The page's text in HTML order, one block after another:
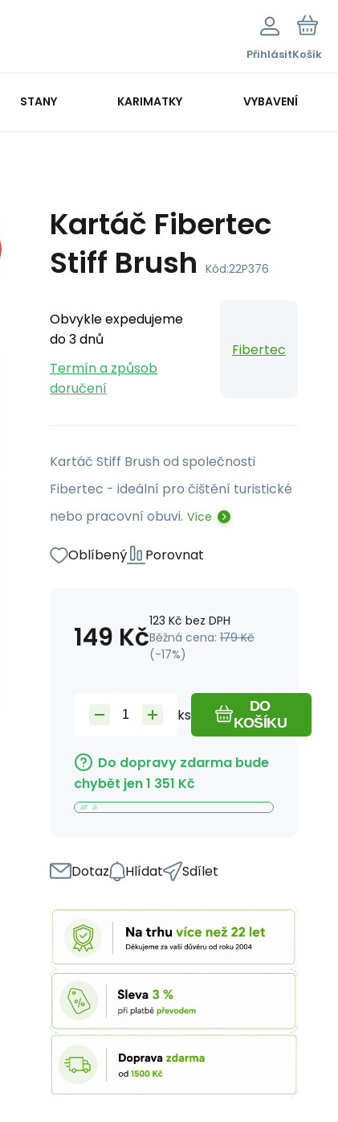
PřihlásitKošík
STANY KARIMATKY VYBAVENÍ
Kartáč Fibertec
Stiff Brush Kód:22P376
Obvykle expedujeme
do 3 dnů
Termín a způsob
doručení
Fibertec
Kartáč Stiff Brush od společnosti
Fibertec - ideální pro čištění turistické
nebo pracovní obuvi. Více
Oblíbený Porovnat
149 Kč123 Kč bez DPH
Běžná cena: 179 Kč
(-17%)
ks
DO
KOŠÍKU
Do dopravy zdarma bude
chybět jen1 351 Kč
Dotaz Hlídat Sdílet